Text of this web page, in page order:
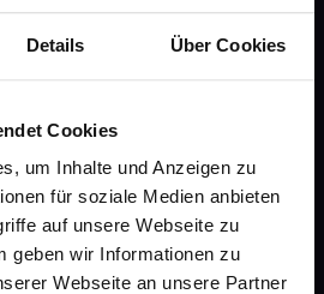
Details Über Cookies
Cookies
um Inhalte und Anzeigen zu
für soziale Medien anbieten
auf unsere Webseite zu
geben wir Informationen zu
Webseite an unsere Partner